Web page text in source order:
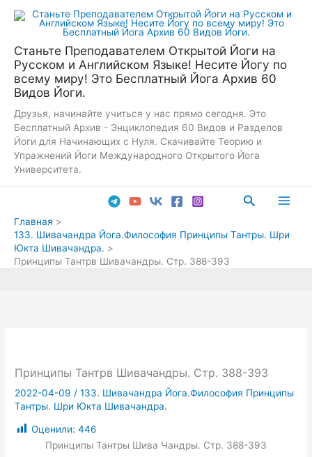
Перейти
Станьте Преподавателем Открытой Йоги на
Русском и Английском Языке! Несите Йогу по
всему миру! Это Бесплатный Йога Архив 60
Видов Йоги.
Друзья, начинайте учиться у нас прямо сегодня. Это
Бесплатный Архив - Энциклопедия 60 Видов и Разделов
Йоги для Начинающих с Нуля. Скачивайте Теорию и
Упражнений Йоги Международного Открытого Йога
Университета.
Поиск
Главная
133. Шивачандра Йога.Философия Принципы Тантры. Шри
Юкта Шивачандра.
Принципы Тантрв Шивачандры. Стр. 388-393
Принципы Тантрв Шивачандры. Стр. 388-393
2022-04-09 /133. Шивачандра Йога.Философия Принципы
Тантры. Шри Юкта Шивачандра.
Оценили: 446
Принципы Тантры Шива Чандры. Стр. 388-393